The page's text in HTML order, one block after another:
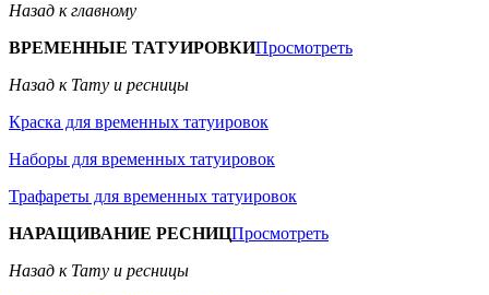
Назад к главному
ВРЕМЕННЫЕ ТАТУИРОВКИПросмотреть
Назад к Тату и ресницы
Краска для временных татуировок
Наборы для временных татуировок
Трафареты для временных татуировок
НАРАЩИВАНИЕ РЕСНИЦПросмотреть
Назад к Тату и ресницы